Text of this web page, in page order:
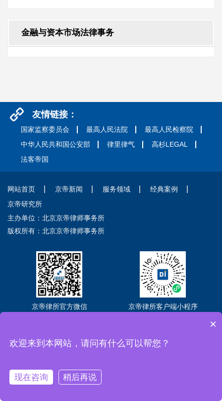
金融与资本市场法律事务
友情链接：
国家监察委员会 最高人民法院
最高人民检察院
中华人民共和国公安部
律里律气
高杉LEGAL
法客帝国
网站首页 京帝新闻 服务领域
经典案例
京帝研究所
主办单位：北京京帝律师事务所
版权所有：北京京帝律师事务所
京帝律所官方微信 京帝律所客户端小程序
安备11010102005581号
全国法律咨询热线：400-088-2636
×
欢迎来到本网站，请问有什么可以帮您？
现在咨询 稍后再说